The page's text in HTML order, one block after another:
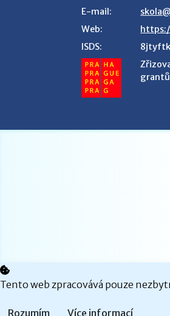
E-mail:
Web:
ISDS:
8jtyftk
Tento web zpracovává pouze
Rozumím Více informací